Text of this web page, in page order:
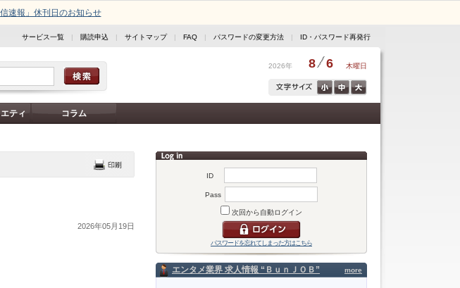
速報」休刊日のお知らせ
サービス一覧 | 購読申込 | サイトマップ| FAQ | パスワードの変更方法 | ID・パスワード再発行
2026年 8 6 木曜日
ティ コラム
ID
Pass
次回から自動ログイン
パスワードを忘れてしまった方はこちら
more
エンタメ業界 求人情報 “ＢｕｎＪＯＢ”
2026年05月19日